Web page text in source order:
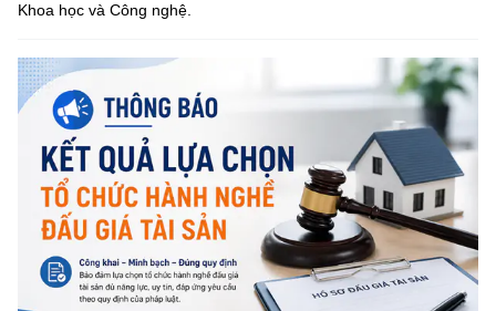
Khoa học và Công nghệ.